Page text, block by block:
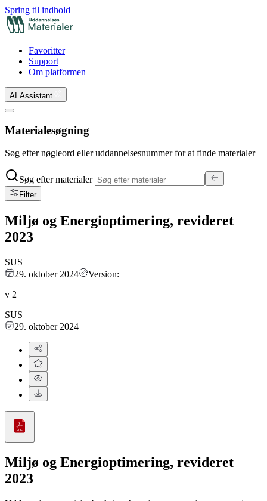
Spring til indhold
Favoritter
Support
Om platformen
AI Assistant
Materialesøgning
Søg efter nøgleord eller uddannelsesnummer for at finde materialer
Søg efter materialer
Filter
Miljø og Energioptimering, revideret
2023
SUS
29. oktober 2024
Version:
v 2
SUS
29. oktober 2024
Miljø og Energioptimering, revideret
2023